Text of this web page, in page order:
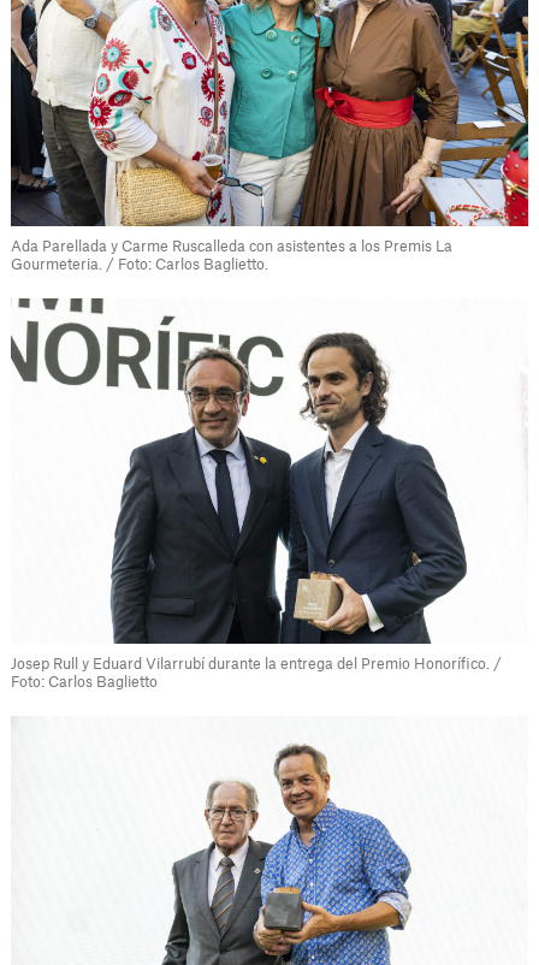
Ada Parellada y Carme Ruscalleda con asistentes a los Premis La
Gourmeteria. / Foto: Carlos Baglietto.
Josep Rull y Eduard Vilarrubí durante la entrega del Premio Honorífico. /
Foto: Carlos Baglietto